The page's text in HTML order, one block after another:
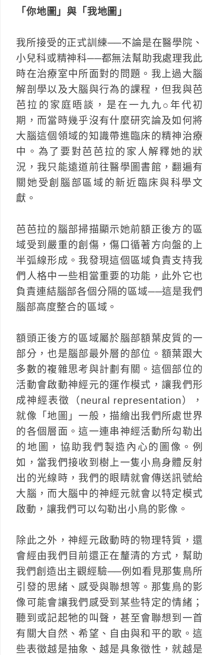
「你地圖」與「我地圖」
我所接受的正式訓練──不論是在醫學院、
小兒科或精神科──都無法幫助我處理我此
時在治療室中所面對的問題。我上過大腦
解剖學以及大腦與行為的課程，但我與芭
芭拉的家庭晤談，是在一九九○年代初
期，而當時幾乎沒有什麼研究論及如何將
大腦這個領域的知識帶進臨床的精神治療
中。為了要對芭芭拉的家人解釋她的狀
況，我只能遠道前往醫學圖書館，翻遍有
關她受創腦部區域的新近臨床與科學文
獻。
芭芭拉的腦部掃描顯示她前額正後方的區
域受到嚴重的創傷，傷口循著方向盤的上
半弧線形成。我發現這個區域負責支持我
們人格中一些相當重要的功能，此外它也
負責連結腦部各個分隔的區域──這是我們
腦部高度整合的區域。
額頭正後方的區域屬於腦部額葉皮質的一
部分，也是腦部最外層的部位。額葉跟大
多數的複雜思考與計劃有關。這個部位的
活動會啟動神經元的運作模式，讓我們形
成神經表徵（neural representation），
就像「地圖」一般，描繪出我們所處世界
的各個層面。這一連串神經活動所勾勒出
的地圖，協助我們製造內心的圖像。例
如，當我們接收到樹上一隻小鳥身體反射
出的光線時，我們的眼睛就會傳送訊號給
大腦，而大腦中的神經元就會以特定模式
啟動，讓我們可以勾勒出小鳥的影像。
除此之外，神經元啟動時的物理特質，還
會經由我們目前還正在釐清的方式，幫助
我們創造出主觀經驗──例如看見那隻鳥所
引發的思緒、感受與聯想等。那隻鳥的影
像可能會讓我們感受到某些特定的情緒；
聽到或記起牠的叫聲，甚至會聯想到一首
有關大自然、希望、自由與和平的歌。這
些表徵越是抽象、越是具象徵性，就越是